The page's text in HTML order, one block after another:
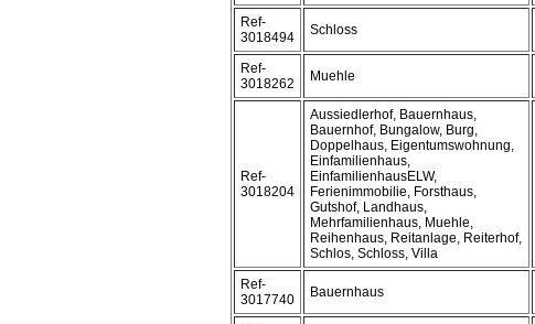
Ref-
3018494
Schloss
Ref-
3018262
Muehle
Ref-
3018204
Aussiedlerhof, Bauernhaus,
Bauernhof, Bungalow, Burg,
Doppelhaus, Eigentumswohnung,
Einfamilienhaus,
EinfamilienhausELW,
Ferienimmobilie, Forsthaus,
Gutshof, Landhaus,
Mehrfamilienhaus, Muehle,
Reihenhaus, Reitanlage, Reiterhof,
Schlos, Schloss, Villa
Ref-
3017740
Bauernhaus